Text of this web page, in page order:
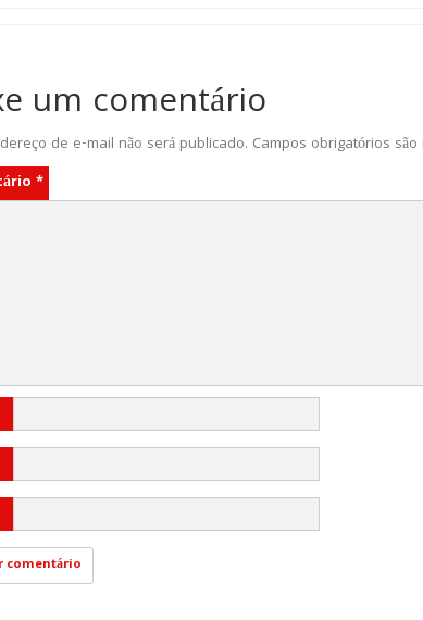
um comentário
de e-mail não será publicado. Campos obrigatórios
*